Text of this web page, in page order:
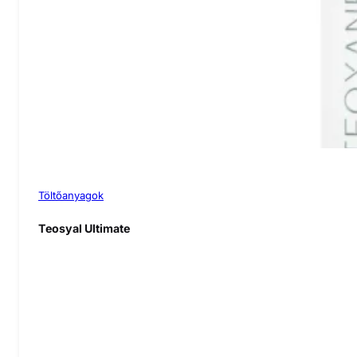
Töltőanyagok
Teosyal Ultimate